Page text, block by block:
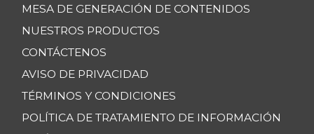
MESA DE GENERACIÓN DE CONTENIDOS
NUESTROS PRODUCTOS
CONTÁCTENOS
AVISO DE PRIVACIDAD
TÉRMINOS Y CONDICIONES
POLÍTICA DE TRATAMIENTO DE INFORMACIÓN